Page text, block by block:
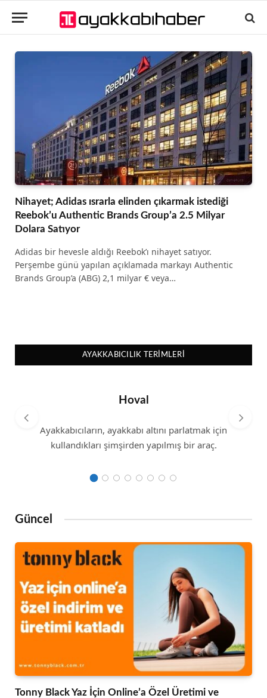
Nihayet; Adidas ısrarla elinden çıkarmak istediği
Reebok’u Authentic Brands Group’a 2.5 Milyar
Dolara Satıyor
Adidas bir hevesle aldığı Reebok’ı nihayet satıyor.
Perşembe günü yapılan açıklamada markayı Authentic
Brands Group’a (ABG) 2,1 milyar € veya…
AYAKKABICILIK TERIMLERI
Hoval
Ayakkabıcıların, ayakkabı altını parlatmak için
kullandıkları şimşirden yapılmış bir araç.
Güncel
Tonny Black Yaz İçin Online’a Özel Üretimi ve